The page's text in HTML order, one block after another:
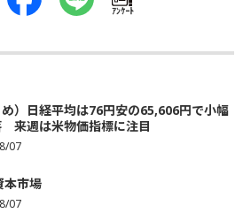
ｱﾝｹｰﾄ
め）日経平均は76円安の65,606円で小幅
来週は米物価指標に注目
07
市場
07